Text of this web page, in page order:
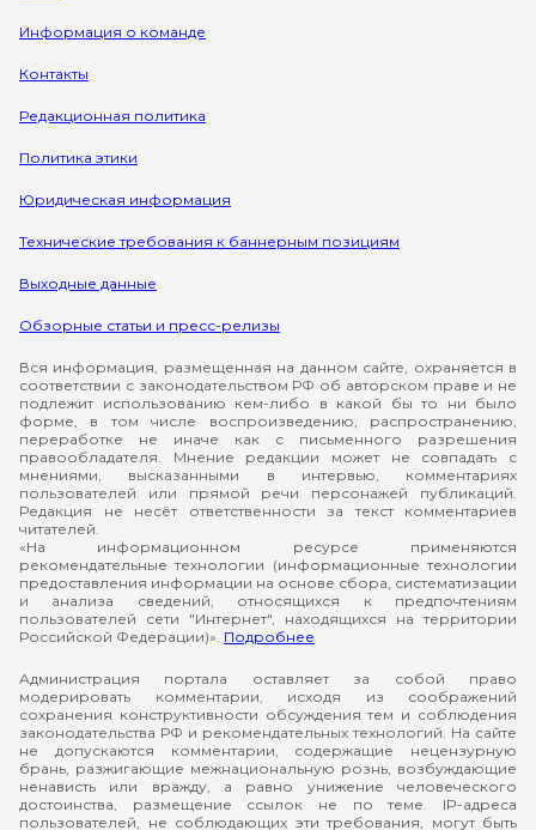
Информация о команде
Контакты
Редакционная политика
Политика этики
Юридическая информация
Технические требования к баннерным позициям
Выходные данные
Обзорные статьи и пресс-релизы
Вся информация, размещенная на данном сайте, охраняется в
соответствии с законодательством РФ об авторском праве и не
подлежит использованию кем-либо в какой бы то ни было
форме, в том числе воспроизведению, распространению,
переработке не иначе как с письменного разрешения
правообладателя. Мнение редакции может не совпадать с
мнениями, высказанными в интервью, комментариях
пользователей или прямой речи персонажей публикаций.
Редакция не несёт ответственности за текст комментариев
читателей.
«На информационном ресурсе применяются
рекомендательные технологии (информационные технологии
предоставления информации на основе сбора, систематизации
и анализа сведений, относящихся к предпочтениям
пользователей сети "Интернет", находящихся на территории
Российской Федерации)». Подробнее
Администрация портала оставляет за собой право
модерировать комментарии, исходя из соображений
сохранения конструктивности обсуждения тем и соблюдения
законодательства РФ и рекомендательных технологий. На сайте
не допускаются комментарии, содержащие нецензурную
брань, разжигающие межнациональную рознь, возбуждающие
ненависть или вражду, а равно унижение человеческого
достоинства, размещение ссылок не по теме. IP-адреса
пользователей, не соблюдающих эти требования, могут быть